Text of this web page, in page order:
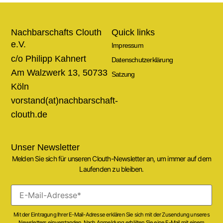
Quick links
Impressum
Datenschutzerklärung
Satzung
Nachbarschafts Clouth
e.V.
c/o Philipp Kahnert
Am Walzwerk 13, 50733
Köln
vorstand(at)nachbarschaft-
clouth.de
Unser Newsletter
Melden Sie sich für unseren Clouth-Newsletter an, um immer auf dem
Laufenden zu bleiben.
Mit der Eintragung Ihrer E-Mail-Adresse erklären Sie sich mit der Zusendung unseres